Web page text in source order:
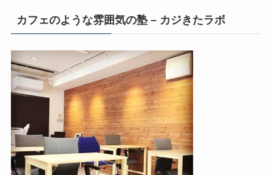
カフェのような雰囲気の塾 – カジきたラボ